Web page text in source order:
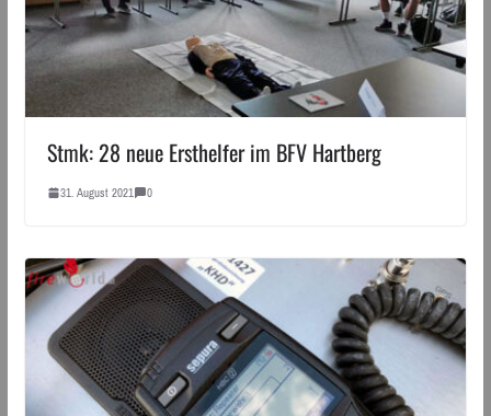
Stmk: 28 neue Ersthelfer im BFV Hartberg
31. August 2021 0